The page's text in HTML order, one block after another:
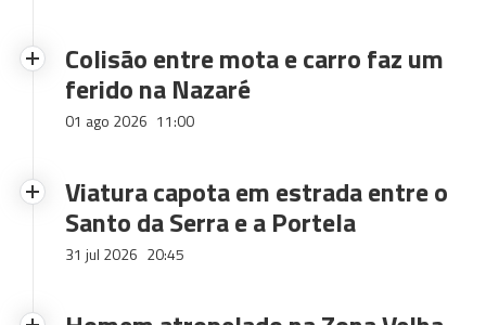
Colisão entre mota e carro faz um
ferido na Nazaré
01 ago 2026 11:00
Viatura capota em estrada entre o
Santo da Serra e a Portela
31 jul 2026 20:45